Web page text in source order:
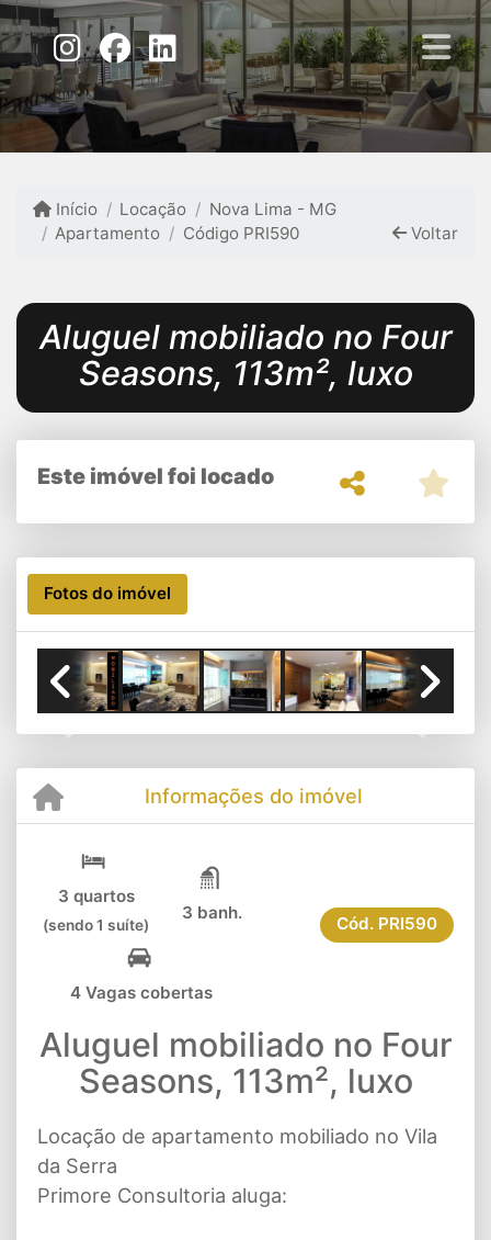
Início Locação
Nova Lima - MG
Apartamento
Código PRI590 Voltar
Aluguel mobiliado no Four
Seasons, 113m², luxo
Este imóvel foi locado
Fotos do imóvel
Informações do imóvel
3 quartos
(sendo 1 suíte)
3 banh.
4 Vagas cobertas
Cód. PRI590
Aluguel mobiliado no Four
Seasons, 113m², luxo
Locação de apartamento mobiliado no Vila
da Serra
Primore Consultoria aluga: